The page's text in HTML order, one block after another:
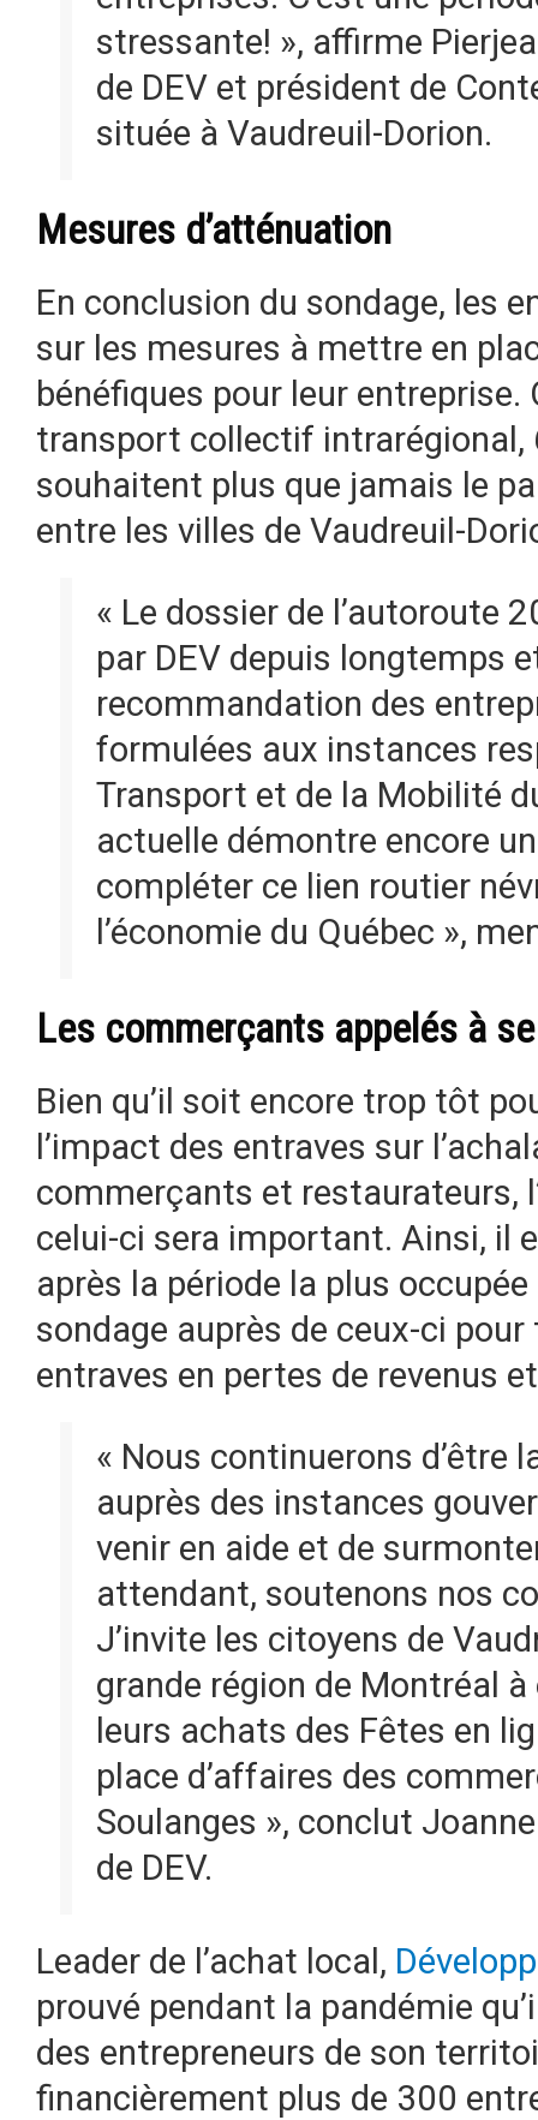
stressante! », affirme
de DEV et président de
située à Vaudreuil-Dorion.
Mesures d’atténuation
En conclusion du sondage, les
sur les mesures à mettre en
bénéfiques pour leur entreprise.
transport collectif intrarégional,
souhaitent plus que jamais le
entre les villes de Vaudreuil-
« Le dossier de l’autoroute
par DEV depuis longtemps
recommandation des
formulées aux instances
Transport et de la Mobilité
actuelle démontre encore
compléter ce lien routier
l’économie du Québec »,
Les commerçants appelés à
Bien qu’il soit encore trop tôt
l’impact des entraves sur
commerçants et restaurateurs,
celui-ci sera important. Ainsi, il
après la période la plus occupée
sondage auprès de ceux-ci
entraves en pertes de revenus
« Nous continuerons d’être
auprès des instances
venir en aide et de
attendant, soutenons nos
J’invite les citoyens de
grande région de Montréal
leurs achats des Fêtes en
place d’affaires des
Soulanges », conclut
de DEV.
Leader de l’achat local,
prouvé pendant la pandémie
des entrepreneurs de son
financièrement plus de 300